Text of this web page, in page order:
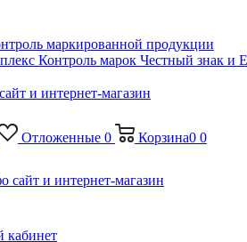
маркированной продукции
Контроль марок Честный знак и
Отложенные 0 Корзина0 0
кабинет